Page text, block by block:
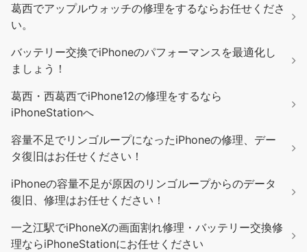
葛西でアップルウォッチの修理をするならお任せくださ
い。
バッテリー交換でiPhoneのパフォーマンスを最適化し
ましょう！
葛西・西葛西でiPhone12の修理をするなら
iPhoneStationへ
容量不足でリンゴループになったiPhoneの修理、デー
タ復旧はお任せください！
iPhoneの容量不足が原因のリンゴループからのデータ
復旧、修理はお任せください！
一之江駅でiPhoneXの画面割れ修理・バッテリー交換修
理ならiPhoneStationにお任せください